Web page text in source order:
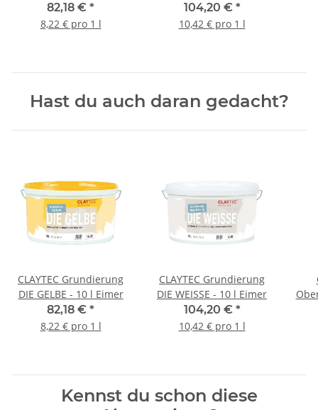
82,18 € *
8,22 € pro 1 l
104,20 € *
10,42 € pro 1 l
Hast du auch daran gedacht?
CLAYTEC Grundierung
DIE GELBE - 10 l Eimer
82,18 € *
8,22 € pro 1 l
CLAYTEC Grundierung
DIE WEISSE - 10 l Eimer
104,20 € *
10,42 € pro 1 l
Kennst du schon diese